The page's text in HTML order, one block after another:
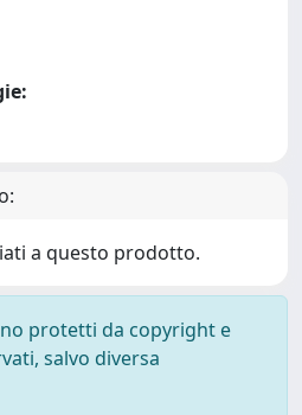
a questo prodotto.
protetti da copyright e
salvo diversa